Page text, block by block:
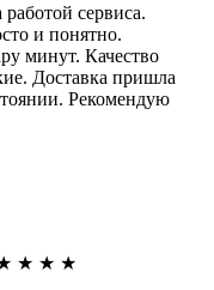
сервиса.
и понятно.
минут. Качество
Доставка пришла
Рекомендую
★ ★ ★